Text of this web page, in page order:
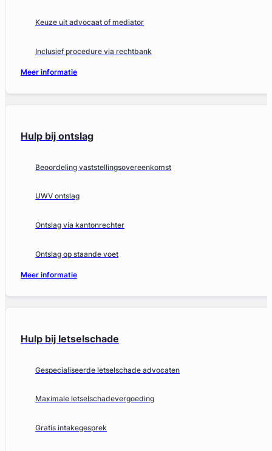
Keuze uit advocaat of mediator
Inclusief procedure via rechtbank
Meer informatie
Hulp bij ontslag
Beoordeling vaststellingsovereenkomst
UWV ontslag
Ontslag via kantonrechter
Ontslag op staande voet
Meer informatie
Hulp bij letselschade
Gespecialiseerde letselschade advocaten
Maximale letselschadevergoeding
Gratis intakegesprek